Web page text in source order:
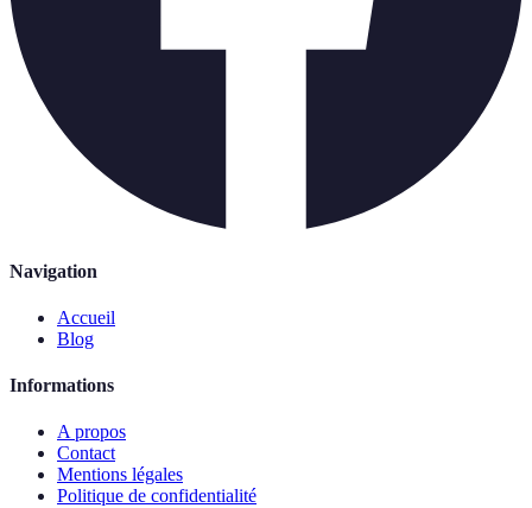
Navigation
Accueil
Blog
Informations
A propos
Contact
Mentions légales
Politique de confidentialité